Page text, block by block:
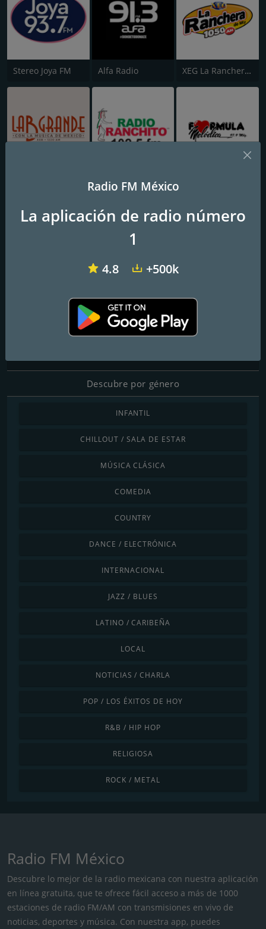
Stereo Joya FM Alfa Radio XEG La Ranchera de Monterrey
Radio Ranchito
Radio Sepa
: Online
Contactos
https://radiosepa.com/
Descubre por género
INFANTIL
CHILLOUT / SALA DE ESTAR
MÚSICA CLÁSICA
COMEDIA
COUNTRY
DANCE / ELECTRÓNICA
INTERNACIONAL
JAZZ / BLUES
LATINO / CARIBEÑA
LOCAL
NOTICIAS / CHARLA
POP / LOS ÉXITOS DE HOY
R&B / HIP HOP
RELIGIOSA
ROCK / METAL
Radio FM México
Descubre lo mejor de la radio mexicana con nuestra aplicación
en línea gratuita, que te ofrece fácil acceso a más de 1000
estaciones de radio FM/AM con transmisiones en vivo de
noticias, deportes y música. Con nuestra app, puedes
Radio FM México
La aplicación de radio número
1
4.8 +500k